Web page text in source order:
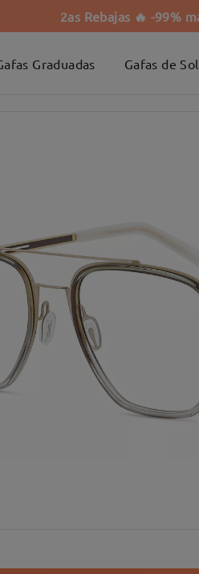
2as Rebajas 🔥 -99%
Graduadas Gafas de Sol